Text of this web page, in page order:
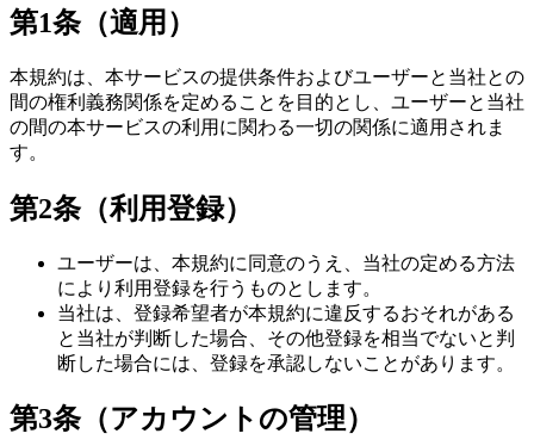
第1条（適用）
本規約は、本サービスの提供条件およびユーザーと当社との
間の権利義務関係を定めることを目的とし、ユーザーと当社
の間の本サービスの利用に関わる一切の関係に適用されま
す。
第2条（利用登録）
ユーザーは、本規約に同意のうえ、当社の定める方法
により利用登録を行うものとします。
当社は、登録希望者が本規約に違反するおそれがある
と当社が判断した場合、その他登録を相当でないと判
断した場合には、登録を承認しないことがあります。
第3条（アカウントの管理）